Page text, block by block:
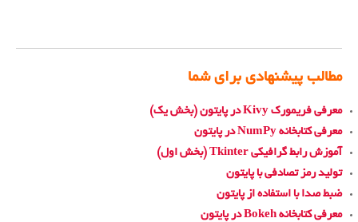
مطالب پیشنهادی برای شما
معرفی فریمورک Kivy در پایتون (بخش یک)
معرفی کتابخانه NumPy در پایتون
آموزش رابط گرافیکی Tkinter (بخش اول)
تولید رمز تصادفی با پایتون
ضبط صدا با استفاده از پایتون
معرفی کتابخانه Bokeh در پایتون